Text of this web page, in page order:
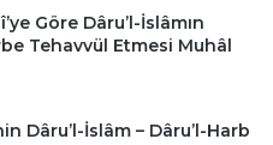
Göre Dâru’l-İslâmın
Tehavvül Etmesi Muhâl
Dâru’l-İslâm – Dâru’l-Harb